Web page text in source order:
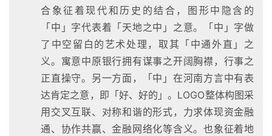
合象征着现代和历史的结合，图形中隐含的
「中」字代表着「天地之中」之意。「中」字做
了中空留白的艺术处理，取其「中通外直」之
义。寓意中原银行拥有谋事之开阔胸襟，行事之
正直操守。另一方面，「中」在河南方言中有表
达肯定之意，即「好、好的」。LOGO整体构图采
用交叉互联、对称和谐的形式，力求体现资金融
通、协作共赢、金融网络化等含义。也象征着地